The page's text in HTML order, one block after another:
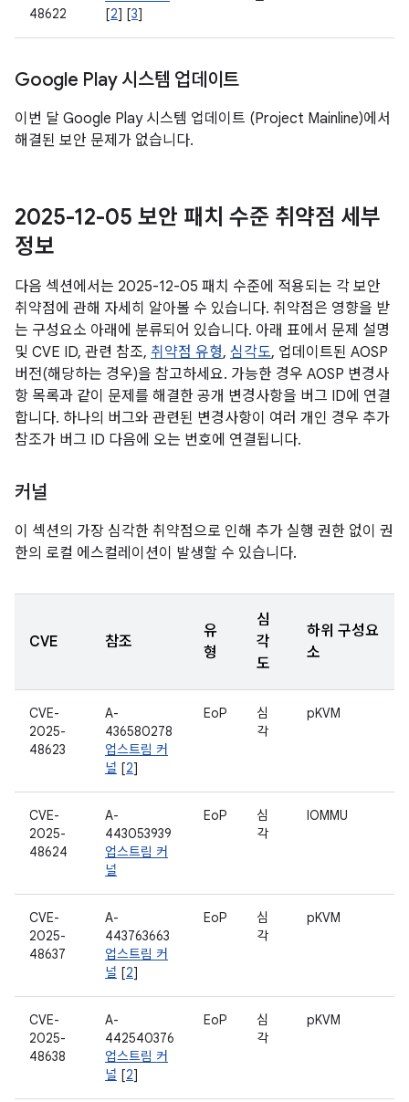
48622
[2] [3]
Google Play 시스템 업데이트
이번 달 Google Play 시스템 업데이트 (Project Mainline)에서
해결된 보안 문제가 없습니다.
2025-12-05 보안 패치 수준 취약점 세부
정보
다음 섹션에서는 2025-12-05 패치 수준에 적용되는 각 보안
취약점에 관해 자세히 알아볼 수 있습니다. 취약점은 영향을 받
는 구성요소 아래에 분류되어 있습니다. 아래 표에서 문제 설명
및 CVE ID, 관련 참조, 취약점 유형, 심각도, 업데이트된 AOSP
버전(해당하는 경우)을 참고하세요. 가능한 경우 AOSP 변경사
항 목록과 같이 문제를 해결한 공개 변경사항을 버그 ID에 연결
합니다. 하나의 버그와 관련된 변경사항이 여러 개인 경우 추가
참조가 버그 ID 다음에 오는 번호에 연결됩니다.
커널
이 섹션의 가장 심각한 취약점으로 인해 추가 실행 권한 없이 권
한의 로컬 에스컬레이션이 발생할 수 있습니다.
CVE 참조
유
형
심
각
도
하위 구성요
소
CVE-
2025-
48623
A-
436580278
업스트림 커
널 [2]
EoP
심
각
pKVM
CVE-
2025-
48624
A-
443053939
업스트림 커
널
EoP
심
각
IOMMU
CVE-
2025-
48637
A-
443763663
업스트림 커
널 [2]
EoP
심
각
pKVM
CVE-
2025-
48638
A-
442540376
업스트림 커
널 [2]
EoP
심
각
pKVM